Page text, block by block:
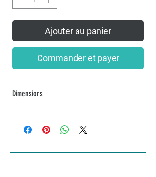
Ajouter au panier
Commander et payer
Dimensions